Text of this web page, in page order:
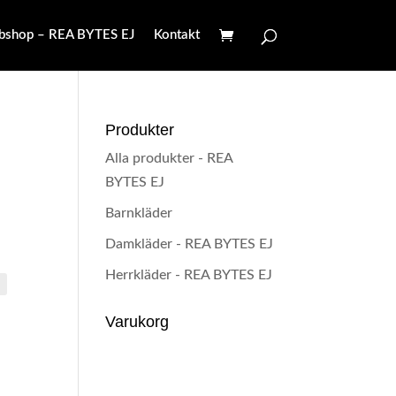
– REA BYTES EJ Kontakt
Produkter
Alla produkter - REA
BYTES EJ
Barnkläder
Damkläder - REA BYTES EJ
Herrkläder - REA BYTES EJ
Varukorg